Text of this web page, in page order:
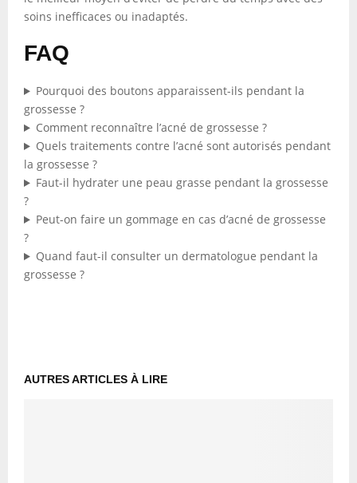
soins inefficaces ou inadaptés.
FAQ
Pourquoi des boutons apparaissent-ils pendant la
grossesse ?
Comment reconnaître l’acné de grossesse ?
Quels traitements contre l’acné sont autorisés pendant
la grossesse ?
Faut-il hydrater une peau grasse pendant la grossesse
?
Peut-on faire un gommage en cas d’acné de grossesse
?
Quand faut-il consulter un dermatologue pendant la
grossesse ?
AUTRES ARTICLES À LIRE